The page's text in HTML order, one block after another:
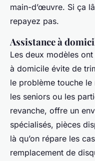
main-d’œuvre. Si ça
repayez pas.
Assistance à
Les deux modèles
à domicile évite de
le problème touche
les seniors ou les
revanche, offre un
spécialisés, pièces
là qu’on répare les
remplacement de